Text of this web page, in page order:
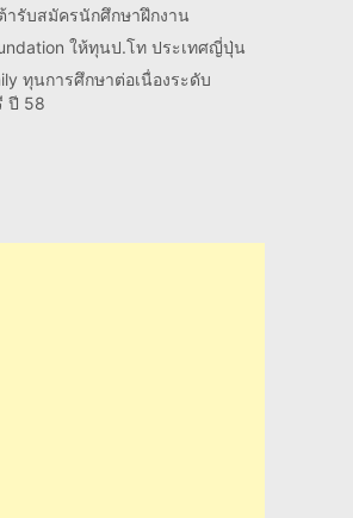
ารับสมัครนักศึกษาฝึกงาน
ให้ทุนป.โท ประเทศญี่ปุ่น
ทุนการศึกษาต่อเนื่องระดับ
ปี 58